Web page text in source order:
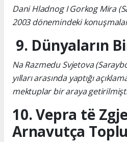
Dani Hladnog I Gorkog Mira
2003 dönemindeki
9. Dünyaların
Na Razmedu Svjetova
yılları arasında yaptığı
mektuplar bir araya
10. Vepra të
Arnavutça